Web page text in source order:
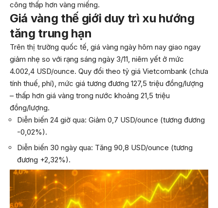
công thấp hơn vàng miếng.
Giá vàng thế giới duy trì xu hướng
tăng trung hạn
Trên thị trường quốc tế, giá vàng ngày hôm nay giao ngay
giảm nhẹ so với rạng sáng ngày 3/11, niêm yết ở mức
4.002,4 USD/ounce. Quy đổi theo tỷ giá Vietcombank (chưa
tính thuế, phí), mức giá tương đương 127,5 triệu đồng/lượng
– thấp hơn giá vàng trong nước khoảng 21,5 triệu
đồng/lượng.
Diễn biến 24 giờ qua: Giảm 0,7 USD/ounce (tương đương
-0,02%).
Diễn biến 30 ngày qua: Tăng 90,8 USD/ounce (tương
đương +2,32%).